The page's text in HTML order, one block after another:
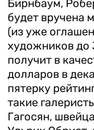
Бирнбаум,
будет вручена
(из уже
художников до
получит в
долларов в
пятерку
такие
Гагосян,